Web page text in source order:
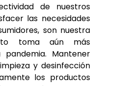
de nuestros
las necesidades
son nuestra
toma aún más
Mantener
y desinfección
los productos